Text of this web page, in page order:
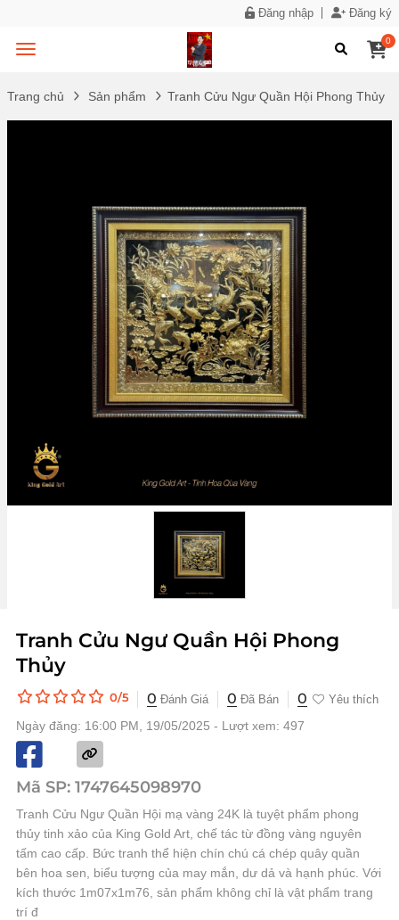
Đăng nhập Đăng ký
0
Trang chủ Sản phẩm Tranh Cửu Ngư Quần Hội Phong Thủy
Tranh Cửu Ngư Quần Hội Phong
Thủy
0/5 0 Đánh Giá 0 Đã Bán 0 Yêu thích
Ngày đăng: 16:00 PM, 19/05/2025 - Lượt xem: 497
Mã SP: 1747645098970
Tranh Cửu Ngư Quần Hội mạ vàng 24K là tuyệt phẩm phong
thủy tinh xảo của King Gold Art, chế tác từ đồng vàng nguyên
tấm cao cấp. Bức tranh thể hiện chín chú cá chép quây quần
bên hoa sen, biểu tượng của may mắn, dư dả và hạnh phúc. Với
kích thước 1m07x1m76, sản phẩm không chỉ là vật phẩm trang
trí đ